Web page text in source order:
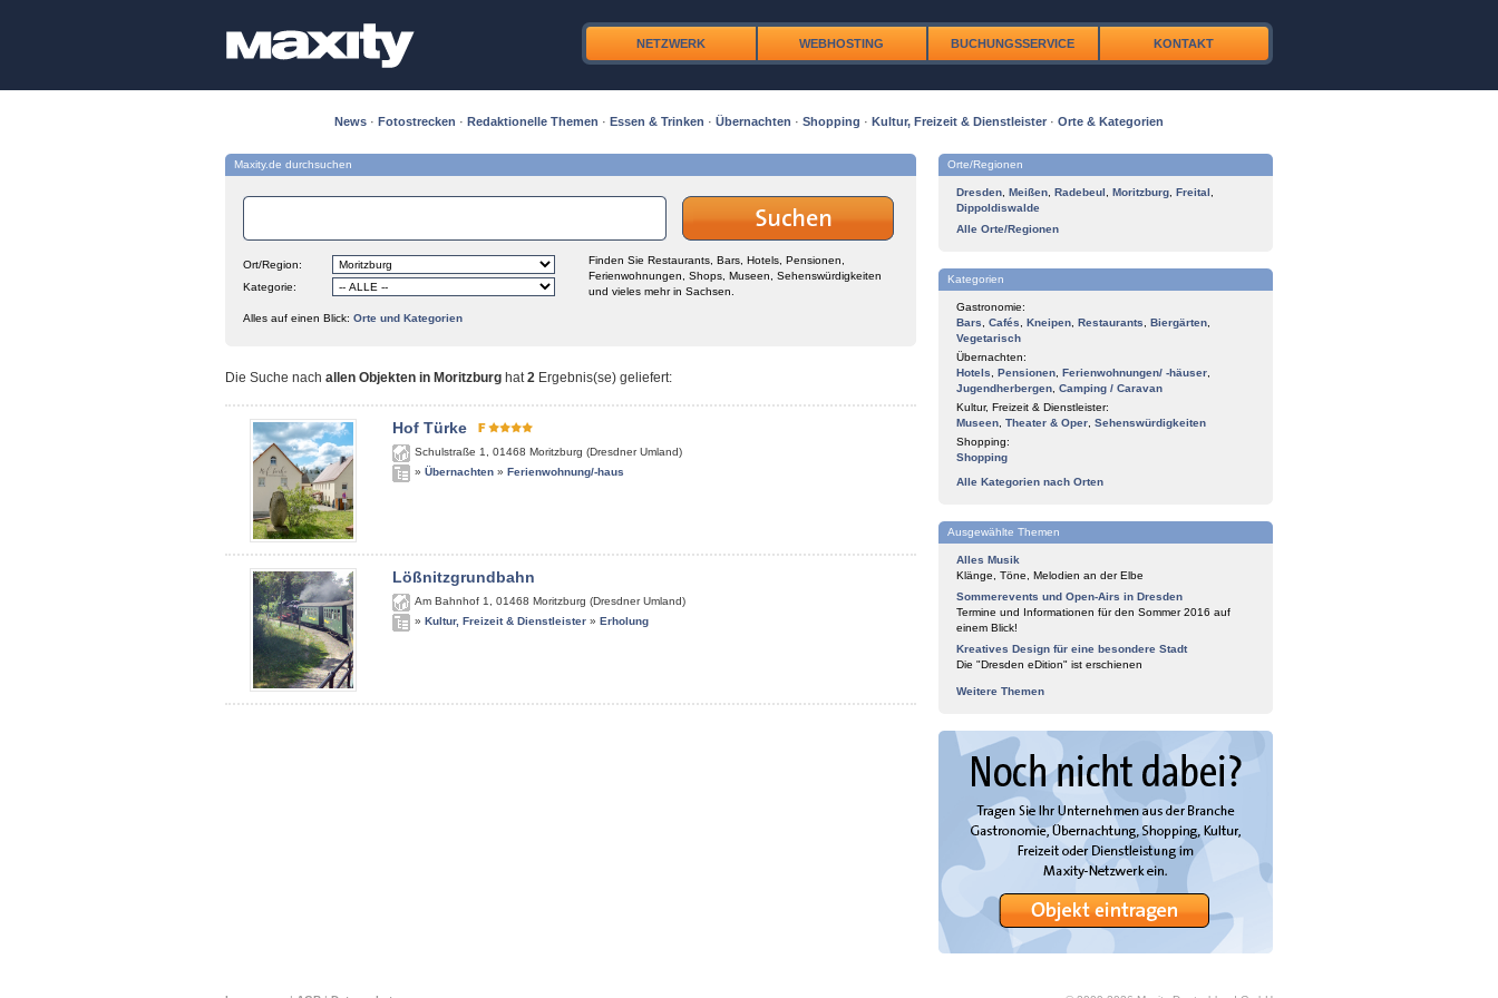
NETZWERK WEBHOSTING BUCHUNGSSERVICE KONTAKT
News · Fotostrecken · Redaktionelle Themen · Essen & Trinken · Übernachten · Shopping · Kultur, Freizeit & Dienstleister · Orte & Kategorien
Maxity.de durchsuchen
Ort/Region:
Kategorie:
Finden Sie Restaurants, Bars, Hotels, Pensionen,
Ferienwohnungen, Shops, Museen, Sehenswürdigkeiten
und vieles mehr in Sachsen.
Alles auf einen Blick: Orte und Kategorien
Die Suche nach allen Objekten in Moritzburg hat2 Ergebnis(se) geliefert:
Hof Türke
Schulstraße 1 01468 Moritzburg (Dresdner Umland)
» Übernachten » Ferienwohnung/-haus
Lößnitzgrundbahn
Am Bahnhof 1 01468 Moritzburg (Dresdner Umland)
» Kultur, Freizeit & Dienstleister » Erholung
Orte/Regionen
Dresden Meißen Radebeul Moritzburg Freital
Dippoldiswalde
Alle Orte/Regionen
Kategorien
Gastronomie:
Bars
Cafés Kneipen Restaurants Biergärten
Vegetarisch
Übernachten:
Hotels
Pensionen Ferienwohnungen/ -häuser
Jugendherbergen Camping / Caravan
Kultur, Freizeit & Dienstleister:
Museen Theater & Oper Sehenswürdigkeiten
Shopping:
Shopping
Alle Kategorien nach Orten
Ausgewählte Themen
Alles Musik
Klänge, Töne, Melodien an der Elbe
Sommerevents und Open-Airs in Dresden
Termine und Informationen für den Sommer 2016 auf
einem Blick!
Kreatives Design für eine besondere Stadt
Die "Dresden eDition" ist erschienen
Weitere Themen